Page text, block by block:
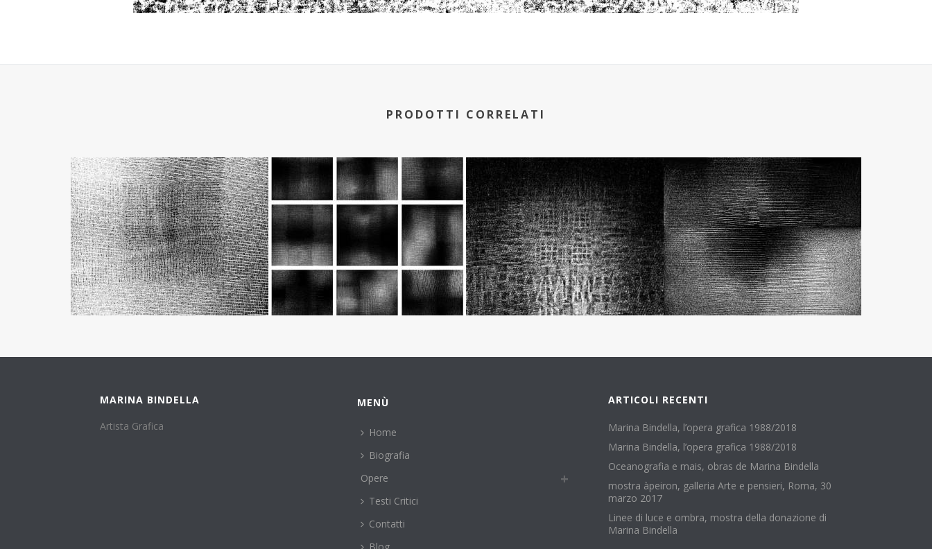
PRODOTTI CORRELATI
MARINA BINDELLA
Artista Grafica
MENÙ
Home
Biografia
Opere
Testi Critici
Contatti
ARTICOLI RECENTI
Marina Bindella, l’opera grafica 1988/2018
Marina Bindella, l’opera grafica 1988/2018
Oceanografia e mais, obras de Marina Bindella
mostra àpeiron, galleria Arte e pensieri, Roma, 30
marzo 2017
Linee di luce e ombra, mostra della donazione di
Marina Bindella